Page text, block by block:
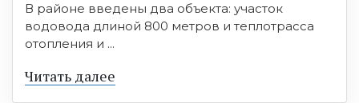
В районе введены два объекта: участок
водовода длиной 800 метров и теплотрасса
отопления и ...
Читать далее